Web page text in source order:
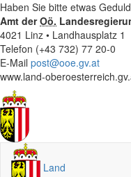
Haben Sie bitte etwas
Amt derOö.
4021 Linz • Landhausplatz 1
Telefon (+43 732) 77 20-0
E-Mail post@ooe.gv.at
www.land-
Land